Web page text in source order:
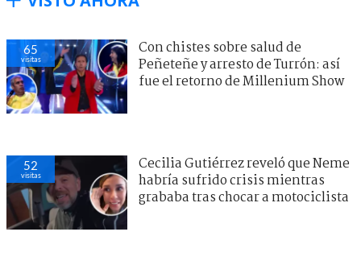
65
visitas
Con chistes sobre salud de
Peñeteñe y arresto de Turrón: así
fue el retorno de Millenium Show
52
visitas
Cecilia Gutiérrez reveló que Neme
habría sufrido crisis mientras
grababa tras chocar a motociclista